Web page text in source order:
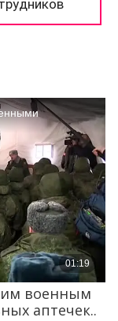
военным
аптечек..